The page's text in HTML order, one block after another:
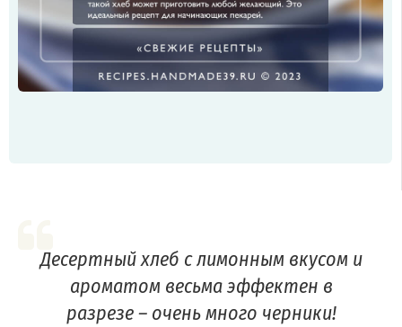
Десертный хлеб с лимонным вкусом и
ароматом весьма эффектен в
разрезе – очень много черники!